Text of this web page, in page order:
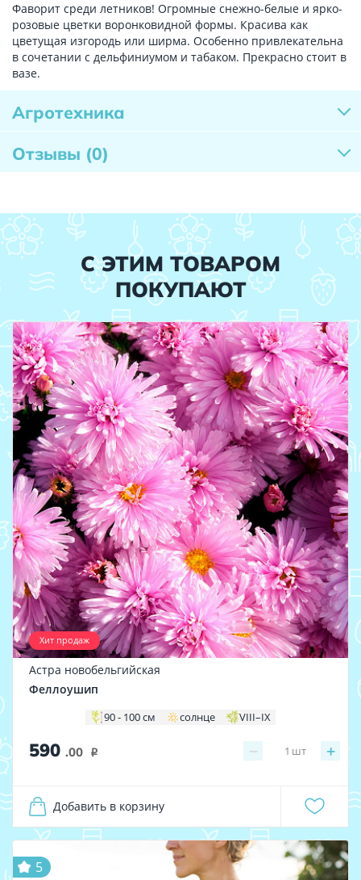
Фаворит среди летников! Огромные снежно-белые и ярко-
розовые цветки воронковидной формы. Красива как
цветущая изгородь или ширма. Особенно привлекательна
в сочетании с дельфиниумом и табаком. Прекрасно стоит в
вазе.
Агротехника
Отзывы (0)
С ЭТИМ ТОВАРОМ
ПОКУПАЮТ
Хит продаж
Астра новобельгийская
Феллоушип
90 - 100 см солнце VIII–IX
590 .00 i − +
1 шт
Добавить в корзину
5